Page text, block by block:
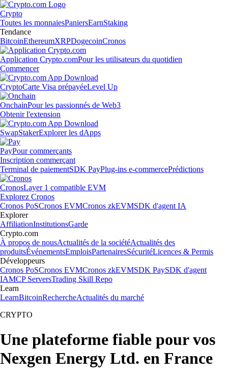
Crypto
Toutes les monnaiesPaniersEarnStaking
Tendance
BitcoinEthereumXRPDogecoinCronos
Application Crypto.comPour les utilisateurs du quotidien
Commencer
CryptoCarte Visa prépayéeLevel Up
OnchainPour les passionnés de Web3
Obtenir l'extension
SwapStakerExplorer les dApps
PayPour commerçants
Inscription commerçant
Terminal de paiementSDK PayPlug-ins e-commercePrédictions
CronosLayer 1 compatible EVM
Explorez Cronos
Cronos PoSCronos EVMCronos zkEVMSDK d'agent IA
Explorer
AffiliationInstitutionsGarde
Crypto.com
À propos de nousActualités de la sociétéActualités des
produitsÉvénementsEmploisPartenairesSécuritéLicences & Permis
Développeurs
Cronos PoSCronos EVMCronos zkEVMSDK PaySDK d'agent
IAMCP ServersTrading Skill Repo
Learn
LearnBitcoinRechercheActualités du marché
CRYPTO
Une plateforme fiable pour vos
Nexgen Energy Ltd. en France